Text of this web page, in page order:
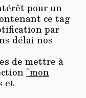
pour un
ce tag
par
délai nos
de mettre à
"mon
et